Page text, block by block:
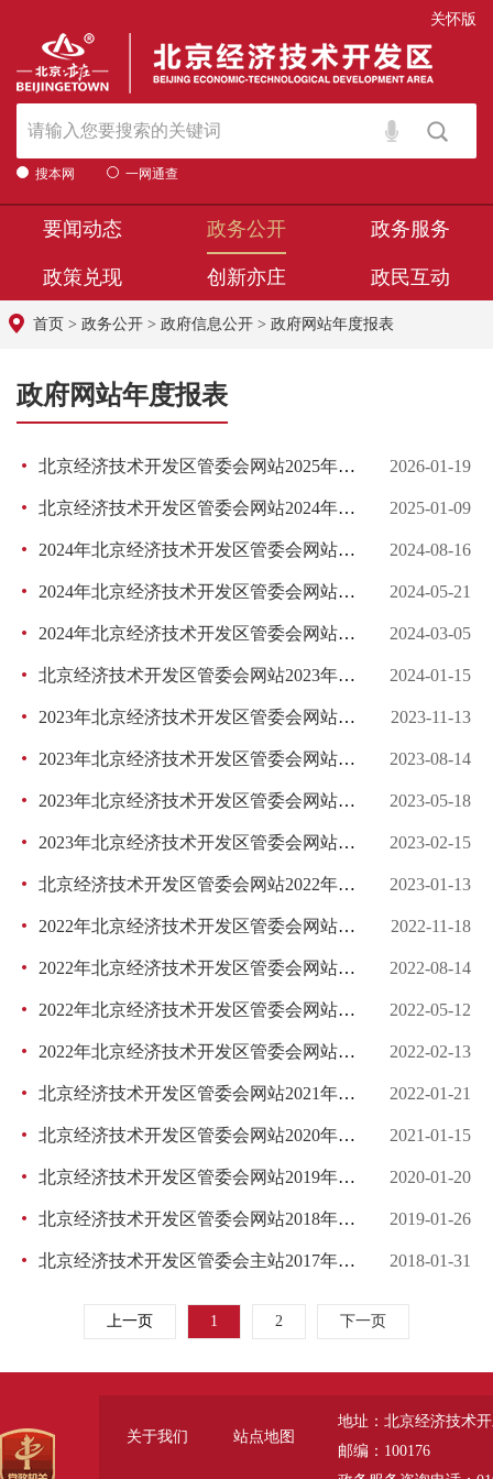
关怀版
搜本网 一网通查
要闻动态 政务公开 政务服务
政策兑现 创新亦庄 政民互动
首页 > 政务公开 > 政府信息公开 > 政府网站年度报表
政府网站年度报表
北京经济技术开发区管委会网站2025年度工作报表 2026-01-19
北京经济技术开发区管委会网站2024年度工作报表 2025-01-09
2024年北京经济技术开发区管委会网站第三季度自查报告 2024-08-16
2024年北京经济技术开发区管委会网站第二季度自查报告 2024-05-21
2024年北京经济技术开发区管委会网站第一季度自查报告 2024-03-05
北京经济技术开发区管委会网站2023年度工作报表 2024-01-15
2023年北京经济技术开发区管委会网站第四季度自查报告 2023-11-13
2023年北京经济技术开发区管委会网站第三季度自查报告 2023-08-14
2023年北京经济技术开发区管委会网站第二季度自查报告 2023-05-18
2023年北京经济技术开发区管委会网站第一季度自查报告 2023-02-15
北京经济技术开发区管委会网站2022年度工作报表 2023-01-13
2022年北京经济技术开发区管委会网站第四季度自查报告 2022-11-18
2022年北京经济技术开发区管委会网站第三季度自查报告 2022-08-14
2022年北京经济技术开发区管委会网站第二季度自查报告 2022-05-12
2022年北京经济技术开发区管委会网站第一季度自查报告 2022-02-13
北京经济技术开发区管委会网站2021年度工作报表 2022-01-21
北京经济技术开发区管委会网站2020年度工作报表 2021-01-15
北京经济技术开发区管委会网站2019年度工作报表 2020-01-20
北京经济技术开发区管委会网站2018年度工作年度报表 2019-01-26
北京经济技术开发区管委会主站2017年度工作年度报表 2018-01-31
上一页 1 2 下一页
关于我们 站点地图
地址：北京经济技术
邮编：100176